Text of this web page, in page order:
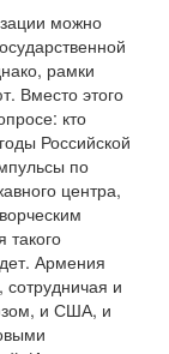
можно
рамки
Вместо этого
кто
Российской
по
центра,
такого
Армения
и
и США, и